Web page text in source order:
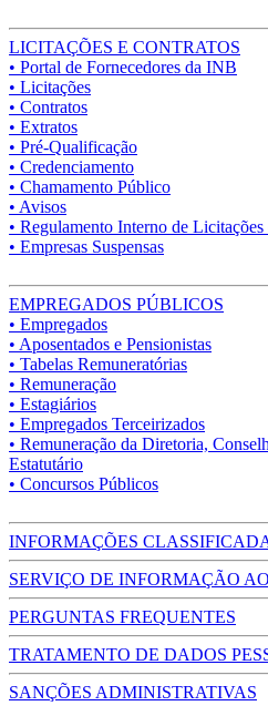
LICITAÇÕES E CONTRATOS
• Portal de Fornecedores da INB
• Licitações
• Contratos
• Extratos
• Pré-Qualificação
• Credenciamento
• Chamamento Público
• Avisos
• Regulamento Interno de Licitações
• Empresas Suspensas
EMPREGADOS PÚBLICOS
• Empregados
• Aposentados e Pensionistas
• Tabelas Remuneratórias
• Remuneração
• Estagiários
• Empregados Terceirizados
• Remuneração da Diretoria,
Estatutário
• Concursos Públicos
INFORMAÇÕES
SERVIÇO DE INFORMAÇÃO
PERGUNTAS FREQUENTES
TRATAMENTO DE DADOS
SANÇÕES ADMINISTRATIVAS